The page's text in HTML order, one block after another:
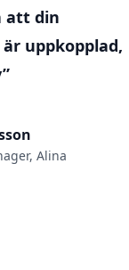
att din
uppkopplad,
Alina